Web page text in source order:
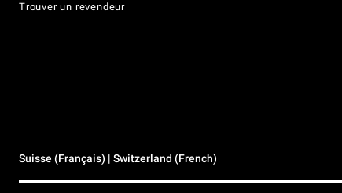
Trouver un revendeur
Suisse (Français) | Switzerland (French)